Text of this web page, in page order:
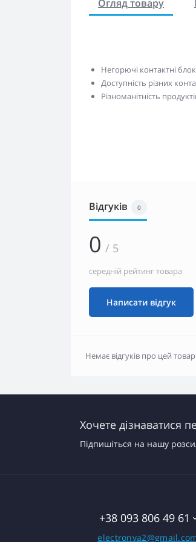
Огляд товару
Негорючі контактні
Доступність різних
Різноманітність
Відгуків 0
0 / 5
середній рейтинг товара
Написати відгук
Немає відгуків про цей
Хочете дізнаватися
Підпишіться на нашу
+38 093 806 49 61